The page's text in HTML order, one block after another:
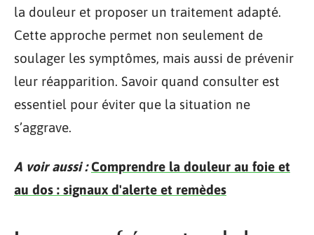
la douleur et proposer un traitement adapté.
Cette approche permet non seulement de
soulager les symptômes, mais aussi de prévenir
leur réapparition. Savoir quand consulter est
essentiel pour éviter que la situation ne
s’aggrave.
A voir aussi : Comprendre la douleur au foie et
au dos : signaux d'alerte et remèdes